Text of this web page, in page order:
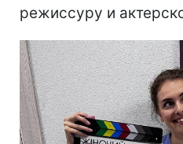
режиссуру и